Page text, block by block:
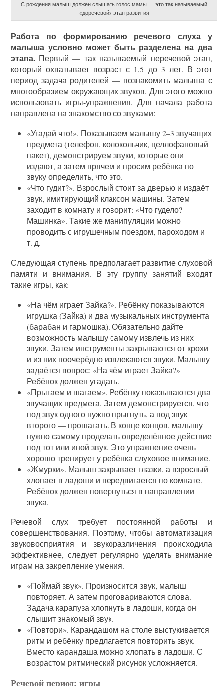
С рождения малыш должен слышать голос мамы — это так называемый
«доречевой» этап развития
Работа по формированию речевого слуха у
малыша условно может быть разделена на два
этапа. Первый — так называемый неречевой этап,
который охватывает возраст с 1,5 до 3 лет. В этот
период задача родителей — познакомить малыша с
многообразием окружающих звуков. Для этого можно
использовать игры-упражнения. Для начала работа
направлена на знакомство со звуками:
«Угадай что!». Показываем малышу 2–3 звучащих
предмета (телефон, колокольчик, целлофановый
пакет), демонстрируем звуки, которые они
издают, а затем прячем и просим ребёнка по
звуку определить, что это.
«Что гудит?». Взрослый стоит за дверью и издаёт
звук, имитирующий клаксон машины. Затем
заходит в комнату и говорит: «Что гудело?
Машинка». Такие же манипуляции можно
проводить с игрушечным поездом, пароходом и
т. д.
Следующая ступень предполагает развитие слуховой
памяти и внимания. В эту группу занятий входят
такие игры, как:
«На чём играет Зайка?». Ребёнку показываются
игрушка (Зайка) и два музыкальных инструмента
(барабан и гармошка). Обязательно дайте
возможность малышу самому извлечь из них
звуки. Затем инструменты закрываются от крохи
и из них поочерёдно извлекаются звуки. Малышу
задаётся вопрос: «На чём играет Зайка?»
Ребёнок должен угадать.
«Прыгаем и шагаем». Ребёнку показываются два
звучащих предмета. Затем демонстрируется, что
под звук одного нужно прыгнуть, а под звук
второго — прошагать. В конце концов, малышу
нужно самому проделать определённое действие
под тот или иной звук. Это упражнение очень
хорошо тренирует у ребёнка слуховое внимание.
«Жмурки». Малыш закрывает глазки, а взрослый
хлопает в ладоши и передвигается по комнате.
Ребёнок должен повернуться в направлении
звука.
Речевой слух требует постоянной работы и
совершенствования. Поэтому, чтобы автоматизация
звуковосприятия и звукоразличения происходила
эффективнее, следует регулярно уделять внимание
играм на закрепление умения.
«Поймай звук». Произносится звук, малыш
повторяет. А затем проговариваются слова.
Задача карапуза хлопнуть в ладоши, когда он
слышит знакомый звук.
«Повтори». Карандашом на столе выстукивается
ритм и ребёнку предлагается повторить звук.
Вместо карандаша можно хлопать в ладоши. С
возрастом ритмический рисунок усложняется.
Речевой период: игры